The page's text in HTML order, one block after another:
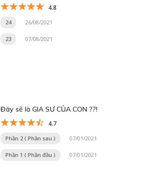
4.8
24 26/08/2021
23 07/08/2021
Đây sẽ là GIA SƯ CỦA CON ??!
4.7
Phần 2 ( Phần sau ) 07/01/2021
Phần 1 ( Phần đầu ) 07/01/2021